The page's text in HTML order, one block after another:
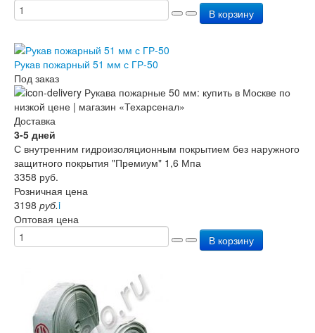
В корзину
Рукав пожарный 51 мм с ГР-50
Под заказ
Доставка
3-5 дней
С внутренним гидроизоляционным покрытием без наружного
защитного покрытия "Премиум" 1,6 Мпа
3358 руб.
Розничная цена
3198 руб.i
Оптовая цена
В корзину